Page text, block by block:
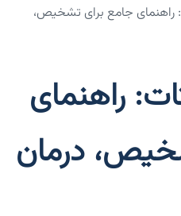
جامع برای تشخیص،
راهنمای
درمان